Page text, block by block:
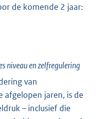
de komende 2 jaar:
niveau en zelfregulering
van
afgelopen jaren, is de
– inclusief die